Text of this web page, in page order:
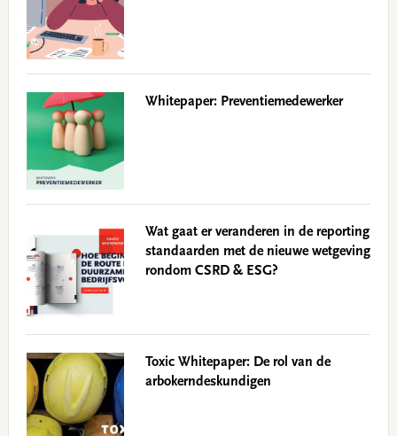
Whitepaper: Preventiemedewerker
Wat gaat er veranderen in de reporting
standaarden met de nieuwe wetgeving
rondom CSRD & ESG?
Toxic Whitepaper: De rol van de
arbokerndeskundigen